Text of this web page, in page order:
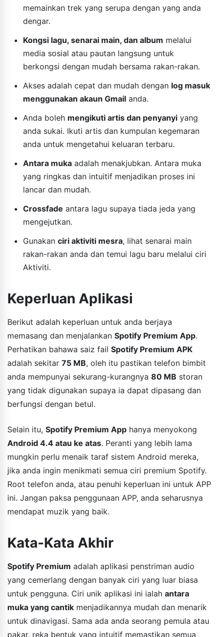
memainkan trek yang serupa dengan yang anda
dengar.
Kongsi lagu, senarai main, dan album melalui
media sosial atau pautan langsung untuk
berkongsi dengan mudah bersama rakan-rakan.
Akses adalah cepat dan mudah dengan log masuk
menggunakan akaun Gmail anda.
Anda boleh mengikuti artis dan penyanyi yang
anda sukai. Ikuti artis dan kumpulan kegemaran
anda untuk mengetahui keluaran terbaru.
Antara muka adalah menakjubkan. Antara muka
yang ringkas dan intuitif menjadikan proses ini
lancar dan mudah.
Crossfade antara lagu supaya tiada jeda yang
mengejutkan.
Gunakan ciri aktiviti mesra, lihat senarai main
rakan-rakan anda dan temui lagu baru melalui ciri
Aktiviti.
Keperluan Aplikasi
Berikut adalah keperluan untuk anda berjaya
memasang dan menjalankan Spotify Premium App.
Perhatikan bahawa saiz fail Spotify Premium APK
adalah sekitar 75 MB, oleh itu pastikan telefon bimbit
anda mempunyai sekurang-kurangnya 80 MB storan
yang tidak digunakan supaya ia dapat dipasang dan
berfungsi dengan betul.
Selain itu, Spotify Premium App hanya menyokong
Android 4.4 atau ke atas. Peranti yang lebih lama
mungkin perlu menaik taraf sistem Android mereka,
jika anda ingin menikmati semua ciri premium Spotify.
Root telefon anda, atau penuhi keperluan ini untuk APP
ini. Jangan paksa penggunaan APP, anda seharusnya
mendapat muzik yang baik.
Kata-Kata Akhir
Spotify Premium adalah aplikasi penstriman audio
yang cemerlang dengan banyak ciri yang luar biasa
untuk pengguna. Ciri unik aplikasi ini ialah antara
muka yang cantik menjadikannya mudah dan menarik
untuk dinavigasi. Sama ada anda seorang pemula atau
pakar, reka bentuk yang intuitif memastikan semua